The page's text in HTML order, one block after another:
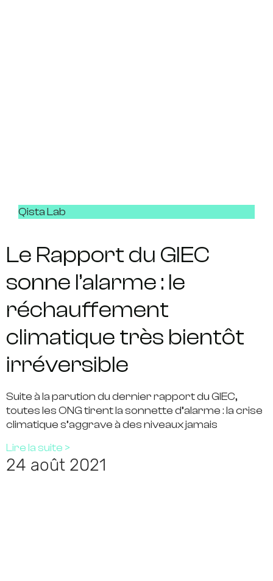
Qista Lab
Le Rapport du GIEC
sonne l’alarme : le
réchauffement
climatique très bientôt
irréversible
Suite à la parution du dernier rapport du GIEC,
toutes les ONG tirent la sonnette d’alarme : la crise
climatique s’aggrave à des niveaux jamais
Lire la suite >
24 août 2021